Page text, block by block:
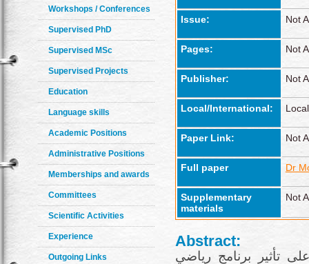
Workshops / Conferences
Supervised PhD
Supervised MSc
Supervised Projects
Education
Language skills
Academic Positions
Administrative Positions
Memberships and awards
Committees
Scientific Activities
Experience
Outgoing Links
Issue: Not
Pages: Not
Publisher: Not
Local/International: Local
Paper Link: Not
Full paper Dr
Supplementary
materials
Not
Abstract:
تأثير برنامج رياضي